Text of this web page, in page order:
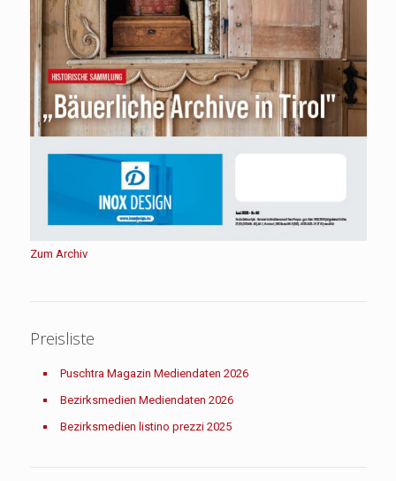
Zum Archiv
Preisliste
Puschtra Magazin Mediendaten 2026
Bezirksmedien Mediendaten 2026
Bezirksmedien listino prezzi 2025